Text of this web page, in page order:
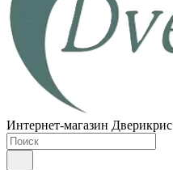
Интернет-магазин Дверикрис